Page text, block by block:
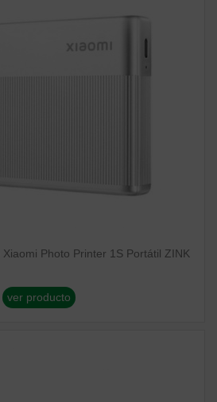
Photo Printer 1S Portátil ZINK
ver producto